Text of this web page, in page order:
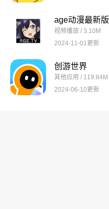
age动漫最新版
视频播放 / 3.10M
2024-11-01更新
创游世界
其他应用 / 119.84M
2024-06-10更新